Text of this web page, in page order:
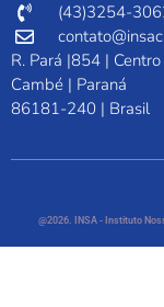
(43)3254-
R. Pará |854 | Centro
Cambé | Paraná
86181-240 | Brasil
@2026. INSA - Instituto